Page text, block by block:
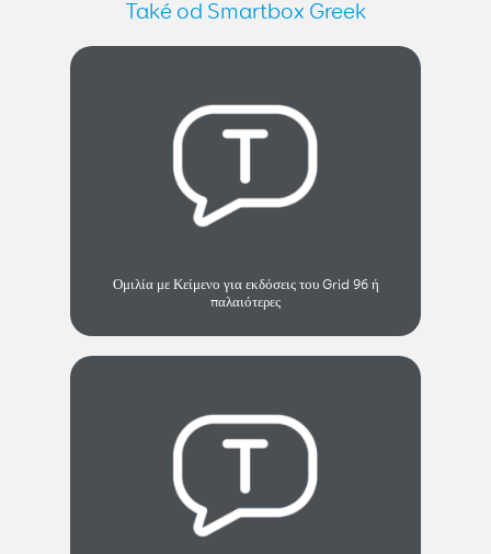
Také od Smartbox Greek
Ομιλία με Κείμενο για εκδόσεις του Grid 96 ή
παλαιότερες